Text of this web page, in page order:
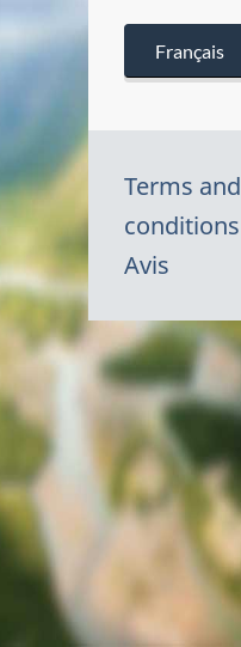
Français
Terms and
conditions
Avis